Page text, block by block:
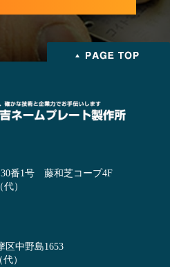
番1号 藤和芝コープ4F
）
区中野島1653
）